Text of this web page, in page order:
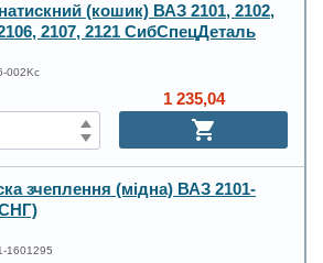
(кошик) ВАЗ 2101, 2102,
2107, 2121 СибСпецДеталь
002Kc
1 235,04
зчеплення (мідна) ВАЗ 2101-
1601295